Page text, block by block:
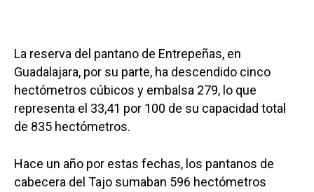
La reserva del pantano de Entrepeñas, en
Guadalajara, por su parte, ha descendido cinco
hectómetros cúbicos y embalsa 279, lo que
representa el 33,41 por 100 de su capacidad total
de 835 hectómetros.
Hace un año por estas fechas, los pantanos de
cabecera del Tajo sumaban 596 hectómetros